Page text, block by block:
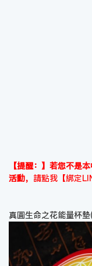
【提醒：】若您不是
活動， 請點我【綁定
真圓生命之花能量杯